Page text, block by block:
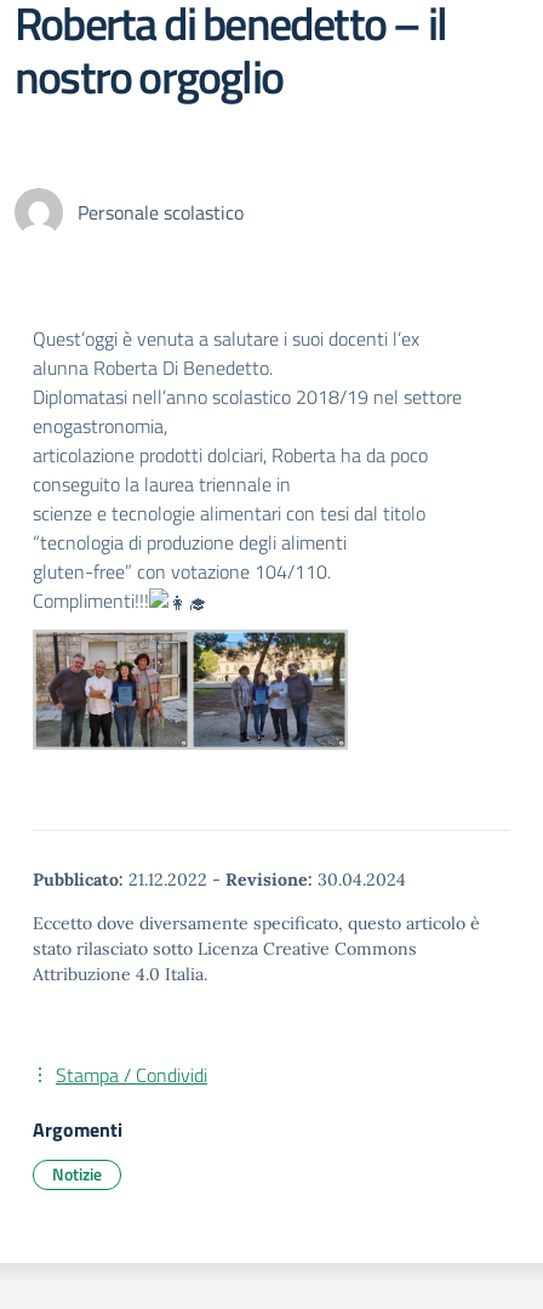
Roberta di benedetto – il
nostro orgoglio
Personale scolastico
Quest’oggi è venuta a salutare i suoi docenti l’ex
alunna Roberta Di Benedetto.
Diplomatasi nell’anno scolastico 2018/19 nel settore
enogastronomia,
articolazione prodotti dolciari, Roberta ha da poco
conseguito la laurea triennale in
scienze e tecnologie alimentari con tesi dal titolo
“tecnologia di produzione degli alimenti
gluten-free” con votazione 104/110.
Complimenti!!!
Pubblicato: 21.12.2022 - Revisione: 30.04.2024
Eccetto dove diversamente specificato, questo articolo è
stato rilasciato sotto Licenza Creative Commons
Attribuzione 4.0 Italia.
Stampa / Condividi
Argomenti
Notizie